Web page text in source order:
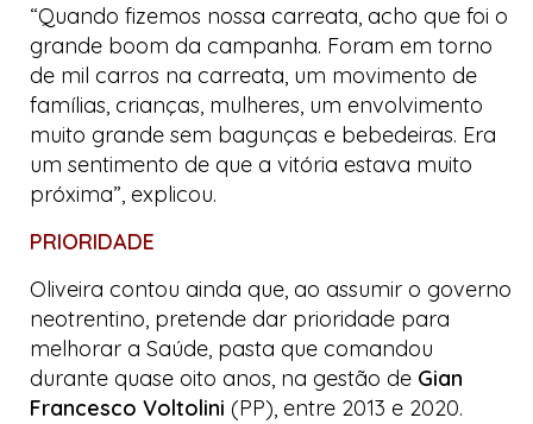
“Quando fizemos nossa carreata, acho que foi o
grande boom da campanha. Foram em torno
de mil carros na carreata, um movimento de
famílias, crianças, mulheres, um envolvimento
muito grande sem bagunças e bebedeiras. Era
um sentimento de que a vitória estava muito
próxima”, explicou.
PRIORIDADE
Oliveira contou ainda que, ao assumir o governo
neotrentino, pretende dar prioridade para
melhorar a Saúde, pasta que comandou
durante quase oito anos, na gestão de Gian
Francesco Voltolini (PP), entre 2013 e 2020.